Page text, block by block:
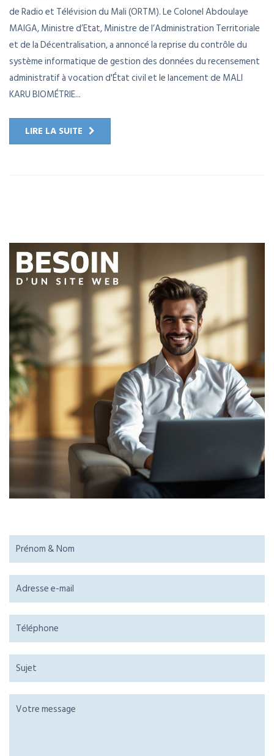
de Radio et Télévision du Mali (ORTM). Le Colonel Abdoulaye
MAIGA, Ministre d’Etat, Ministre de l’Administration Territoriale
et de la Décentralisation, a annoncé la reprise du contrôle du
système informatique de gestion des données du recensement
administratif à vocation d'État civil et le lancement de MALI
KARU BIOMÉTRIE...
LIRE LA SUITE